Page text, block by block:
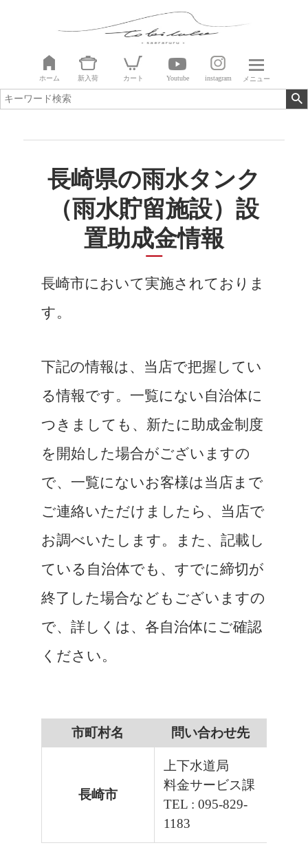
ホーム 新入荷 カート Youtube instagram メニュー
長崎県の雨水タンク
（雨水貯留施設）設
置助成金情報
長崎市において実施されておりま
す。
下記の情報は、当店で把握してい
る情報です。一覧にない自治体に
つきましても、新たに助成金制度
を開始した場合がございますの
で、一覧にないお客様は当店まで
ご連絡いただけましたら、当店で
お調べいたします。また、記載し
ている自治体でも、すでに締切が
終了した場合などもございますの
で、詳しくは、各自治体にご確認
ください。
市町村名 問い合わせ先
長崎市
上下水道局
料金サービス課
TEL : 095-829-
1183